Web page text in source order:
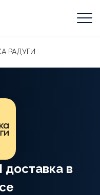
РАДУГИ
в